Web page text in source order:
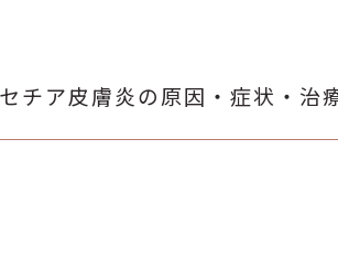
チア皮膚炎の原因・症状・治